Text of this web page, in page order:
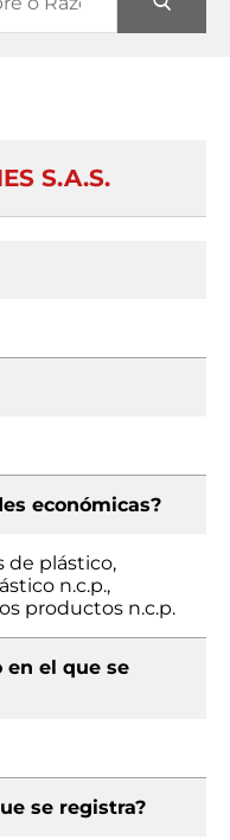
S.A.S.
económicas?
de plástico,
n.c.p.,
productos n.c.p.
en el que se
se registra?